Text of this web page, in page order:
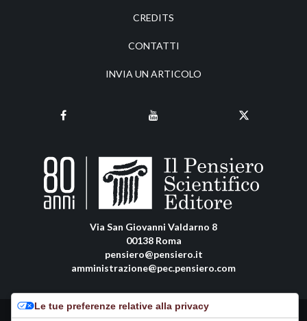
CREDITS
CONTATTI
INVIA UN ARTICOLO
Via San Giovanni Valdarno 8
00138 Roma
pensiero@pensiero.it
amministrazione@pec.pensiero.com
Riproduzione e diritti riservati - ISSN online: 2038-2480 |
Le tue preferenze relative alla privacy